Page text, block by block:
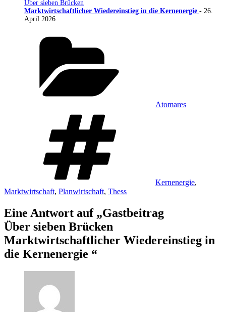
Über sieben Brücken
Marktwirtschaftlicher Wiedereinstieg in die Kernenergie - 26.
April 2026
Atomares
Kernenergie,
Marktwirtschaft, Planwirtschaft, Thess
Eine Antwort auf „Gastbeitrag
Über sieben Brücken
Marktwirtschaftlicher Wiedereinstieg in
die Kernenergie “